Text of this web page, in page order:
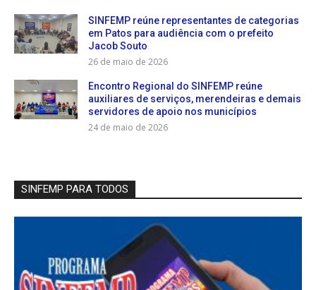
SINFEMP reúne representantes de categorias
em Patos para audiência com o prefeito
Jacob Souto
26 de maio de 2026
Encontro Regional do SINFEMP reúne
auxiliares de serviços, merendeiras e demais
servidores de apoio nos municípios
24 de maio de 2026
SINFEMP PARA TODOS